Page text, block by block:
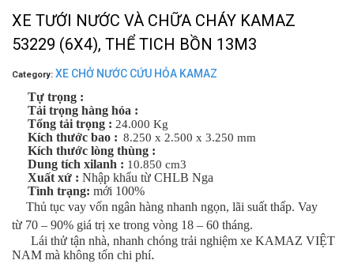
XE TƯỚI NƯỚC VÀ CHỮA CHÁY KAMAZ
53229 (6X4), THỂ TICH BỒN 13M3
Category: XE CHỞ NƯỚC CỨU HỎA KAMAZ
Tự trọng :
Tải trọng hàng hóa :
Tổng tải trọng : 24.000 Kg
Kích thước bao : 8.250 x 2.500 x 3.250 mm
Kích thước lòng thùng :
Dung tích xilanh : 10.850 cm3
Xuất xứ : Nhập khẩu từ CHLB Nga
Tình trạng: mới 100%
Thủ tục vay vốn ngân hàng nhanh ngọn, lãi suất thấp. Vay
từ 70 – 90% giá trị xe trong vòng 18 – 60 tháng.
Lái thử tận nhà, nhanh chóng trải nghiệm xe KAMAZ VIỆT
NAM mà không tốn chi phí.